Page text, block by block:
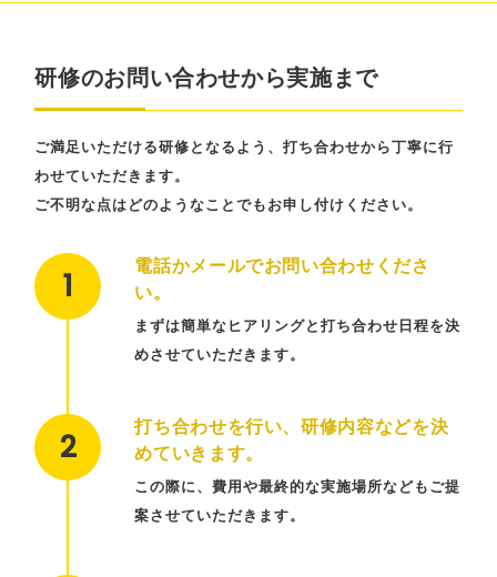
研修のお問い合わせから実施まで
ご満足いただける研修となるよう、打ち合わせから丁寧に行
わせていただきます。
ご不明な点はどのようなことでもお申し付けください。
電話かメールでお問い合わせくださ
い。
まずは簡単なヒアリングと打ち合わせ日程を決
めさせていただきます。
打ち合わせを行い、研修内容などを決
めていきます。
この際に、費用や最終的な実施場所などもご提
案させていただきます。